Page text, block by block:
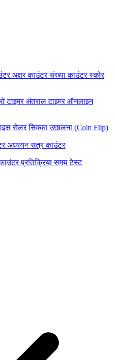
अक्षर काउंटरसंख्या काउंटरस्कोर
टाइमरअंतराल टाइमरऑनलाइन
रोलरसिक्का उछालना (Coin Flip)
अध्ययन सत्र काउंटर
प्रतिक्रिया समय टेस्ट